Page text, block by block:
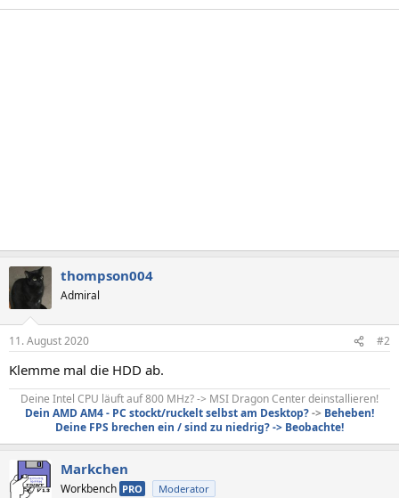
thompson004
Admiral
11. August 2020 #2
Klemme mal die HDD ab.
Deine Intel CPU läuft auf 800 MHz? -> MSI Dragon Center deinstallieren!
Dein AMD AM4 - PC stockt/ruckelt selbst am Desktop?-> Beheben!
Deine FPS brechen ein / sind zu niedrig? -> Beobachte!
Markchen
Workbench PRO Moderator